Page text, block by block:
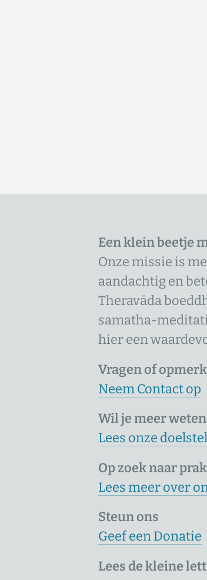
Een klein beetje
Onze missie is
aandachtig en
Theravāda
samatha-
hier een
Vragen of
Neem Contact op
Wil je meer
Lees onze
Op zoek naar
Lees meer over
Steun ons
Geef een Donatie
Lees de kleine